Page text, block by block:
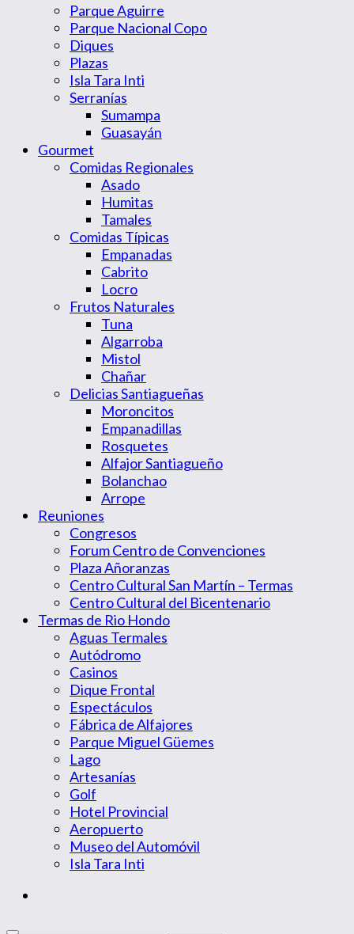
Parque Aguirre
Parque Nacional Copo
Diques
Plazas
Isla Tara Inti
Serranías
Sumampa
Guasayán
Gourmet
Comidas Regionales
Asado
Humitas
Tamales
Comidas Típicas
Empanadas
Cabrito
Locro
Frutos Naturales
Tuna
Algarroba
Mistol
Chañar
Delicias Santiagueñas
Moroncitos
Empanadillas
Rosquetes
Alfajor Santiagueño
Bolanchao
Arrope
Reuniones
Congresos
Forum Centro de Convenciones
Plaza Añoranzas
Centro Cultural San Martín – Termas
Centro Cultural del Bicentenario
Termas de Rio Hondo
Aguas Termales
Autódromo
Casinos
Dique Frontal
Espectáculos
Fábrica de Alfajores
Parque Miguel Güemes
Lago
Artesanías
Golf
Hotel Provincial
Aeropuerto
Museo del Automóvil
Isla Tara Inti